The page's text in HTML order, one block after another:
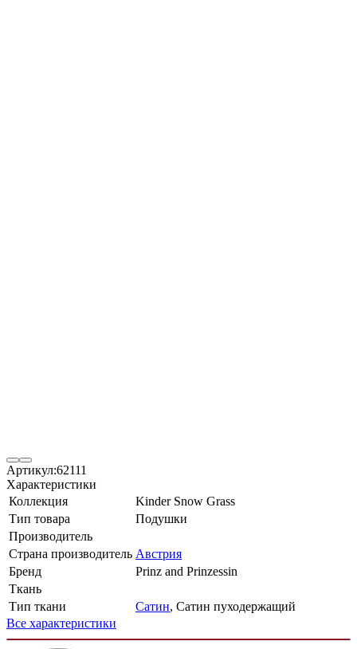
Артикул:62111
Характеристики
Коллекция
Kinder Snow Grass
Тип товара
Подушки
Производитель
Страна производитель Австрия
Бренд
Prinz and Prinzessin
Ткань
Тип ткани
Сатин, Сатин пуходержащий
Все характеристики